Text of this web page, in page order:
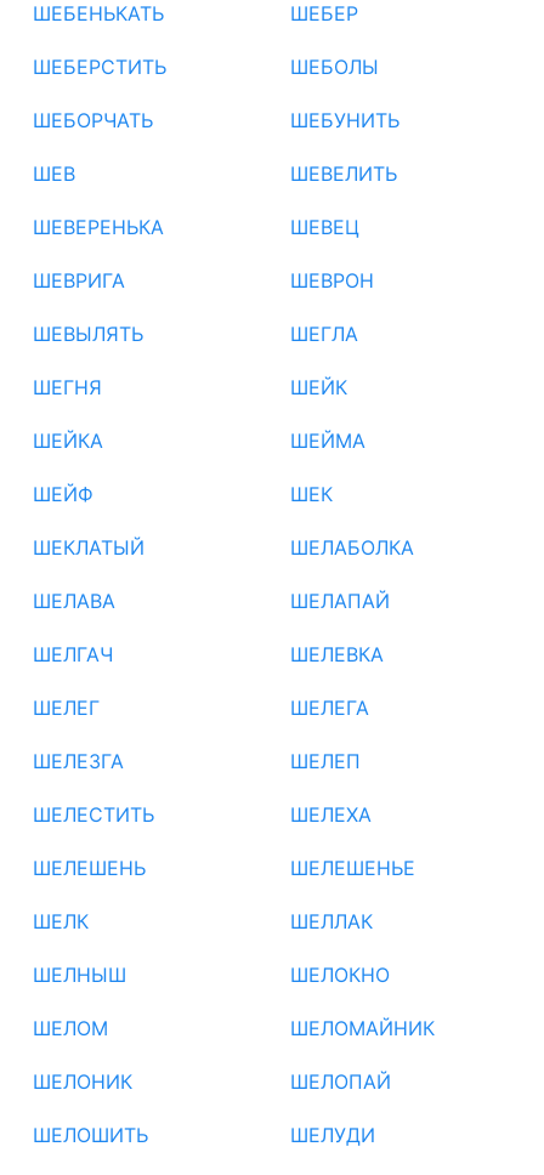
ШЕБЕНЬКАТЬ ШЕБЕР
ШЕБЕРСТИТЬ ШЕБОЛЫ
ШЕБОРЧАТЬ ШЕБУНИТЬ
ШЕВ ШЕВЕЛИТЬ
ШЕВЕРЕНЬКА ШЕВЕЦ
ШЕВРИГА ШЕВРОН
ШЕВЫЛЯТЬ ШЕГЛА
ШЕГНЯ ШЕЙК
ШЕЙКА ШЕЙМА
ШЕЙФ ШЕК
ШЕКЛАТЫЙ ШЕЛАБОЛКА
ШЕЛАВА ШЕЛАПАЙ
ШЕЛГАЧ ШЕЛЕВКА
ШЕЛЕГ ШЕЛЕГА
ШЕЛЕЗГА ШЕЛЕП
ШЕЛЕСТИТЬ ШЕЛЕХА
ШЕЛЕШЕНЬ ШЕЛЕШЕНЬЕ
ШЕЛК ШЕЛЛАК
ШЕЛНЫШ ШЕЛОКНО
ШЕЛОМ ШЕЛОМАЙНИК
ШЕЛОНИК ШЕЛОПАЙ
ШЕЛОШИТЬ ШЕЛУДИ